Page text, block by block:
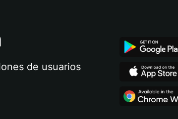
de usuarios